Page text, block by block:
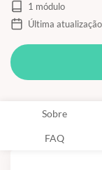
1 módulo
Última
Sobre
FAQ